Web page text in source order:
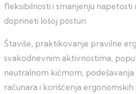
fleksibilnosti i smanjenju napetosti
doprineti lošoj posturi.
Štaviše, praktikovanje pravilne
svakodnevnim aktivnostima,
neutralnom kičmom, podešavanja
računara i korišćenja ergonomskih